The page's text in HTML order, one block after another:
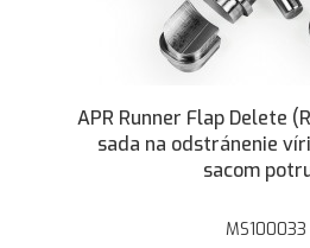
APR Runner Flap Delete
sada na odstránenie vírivých
sacom
MS100033